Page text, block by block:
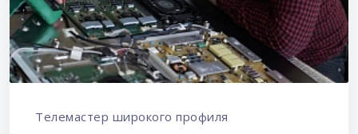
Телемастер широкого профиля